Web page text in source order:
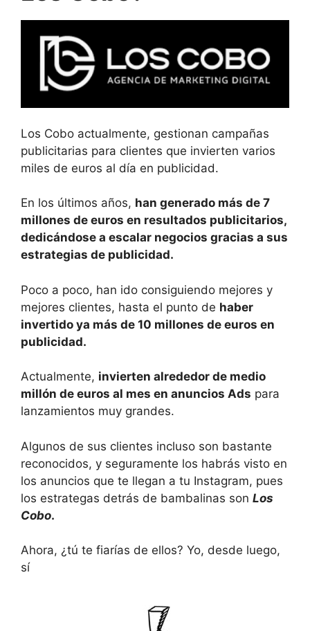
Los Cobo actualmente, gestionan campañas
publicitarias para clientes que invierten varios
miles de euros al día en publicidad.
En los últimos años, han generado más de 7
millones de euros en resultados publicitarios,
dedicándose a escalar negocios gracias a sus
estrategias de publicidad.
Poco a poco, han ido consiguiendo mejores y
mejores clientes, hasta el punto de haber
invertido ya más de 10 millones de euros en
publicidad.
Actualmente, invierten alrededor de medio
millón de euros al mes en anuncios Ads para
lanzamientos muy grandes.
Algunos de sus clientes incluso son bastante
reconocidos, y seguramente los habrás visto en
los anuncios que te llegan a tu Instagram, pues
los estrategas detrás de bambalinas son Los
Cobo.
Ahora, ¿tú te fiarías de ellos? Yo, desde luego,
sí